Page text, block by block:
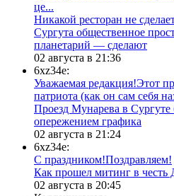
це...
​Никакой ресторан не
Сургута общественное
планетарий — сделают
02 августа в 21:36
6xz34e:
Уважаемая редакция!Этот
патриота (как он сам себя
​Проезд Мунарева в Сургуте
опережением графика
02 августа в 21:24
6xz34e:
С праздником!Поздравляем!
Как прошел митинг в
02 августа в 20:45